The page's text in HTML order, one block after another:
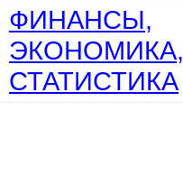
ФИНАНСЫ,
ЭКОНОМИКА,
СТАТИСТИКА